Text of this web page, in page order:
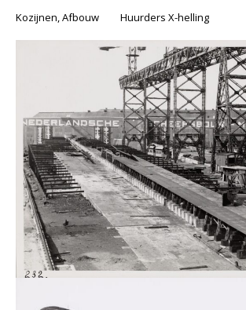
Kozijnen, Afbouw Huurders X-helling